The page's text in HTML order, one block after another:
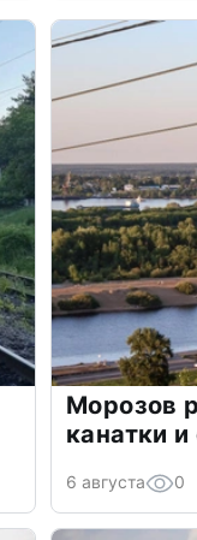
Морозов
канатки
6 августа 0